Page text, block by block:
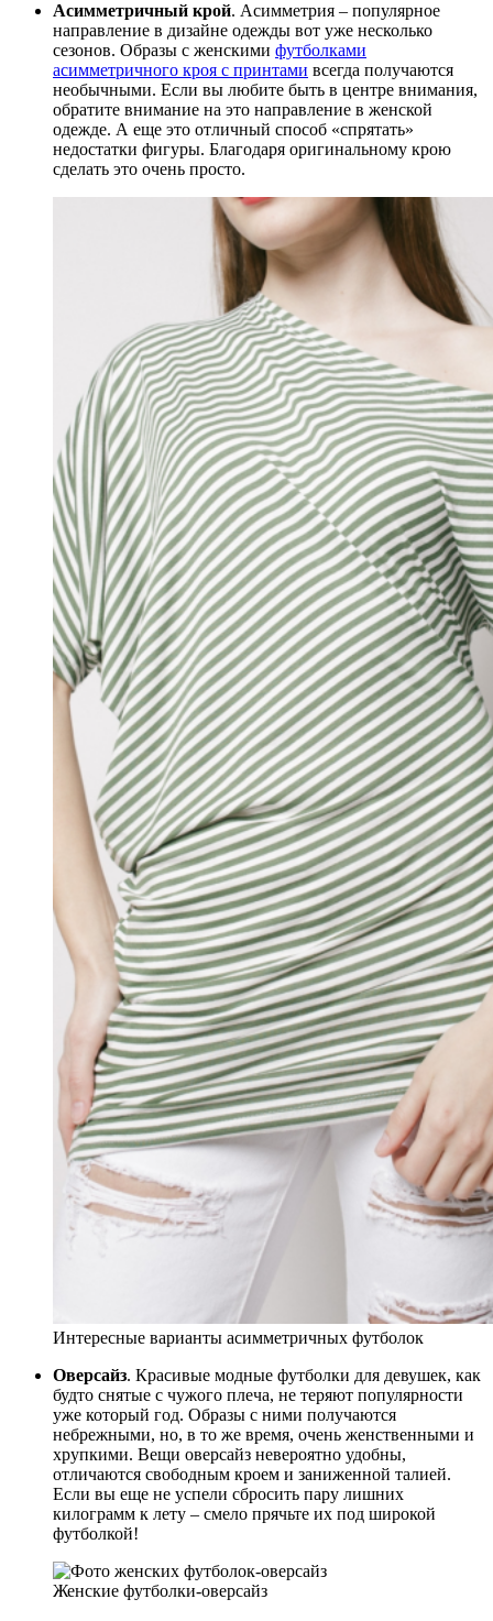
Асимметричный крой. Асимметрия – популярное
направление в дизайне одежды вот уже несколько
сезонов. Образы с женскими футболками
асимметричного кроя с принтами всегда получаются
необычными. Если вы любите быть в центре внимания,
обратите внимание на это направление в женской
одежде. А еще это отличный способ «спрятать»
недостатки фигуры. Благодаря оригинальному крою
сделать это очень просто.
Интересные варианты асимметричных футболок
Оверсайз. Красивые модные футболки для девушек, как
будто снятые с чужого плеча, не теряют популярности
уже который год. Образы с ними получаются
небрежными, но, в то же время, очень женственными и
хрупкими. Вещи оверсайз невероятно удобны,
отличаются свободным кроем и заниженной талией.
Если вы еще не успели сбросить пару лишних
килограмм к лету – смело прячьте их под широкой
футболкой!
Женские футболки-оверсайз